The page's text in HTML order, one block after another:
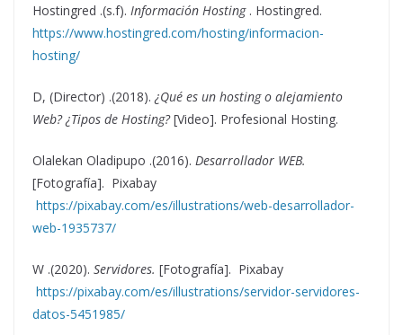
Hostingred .(s.f). Información Hosting . Hostingred.
https://www.hostingred.com/hosting/informacion-
hosting/
D, (Director) .(2018). ¿Qué es un hosting o alejamiento
Web? ¿Tipos de Hosting?[Video]. Profesional Hosting.
Olalekan Oladipupo .(2016). Desarrollador WEB.
[Fotografía]. Pixabay
https://pixabay.com/es/illustrations/web-desarrollador-
web-1935737/
W .(2020). Servidores. [Fotografía]. Pixabay
https://pixabay.com/es/illustrations/servidor-servidores-
datos-5451985/